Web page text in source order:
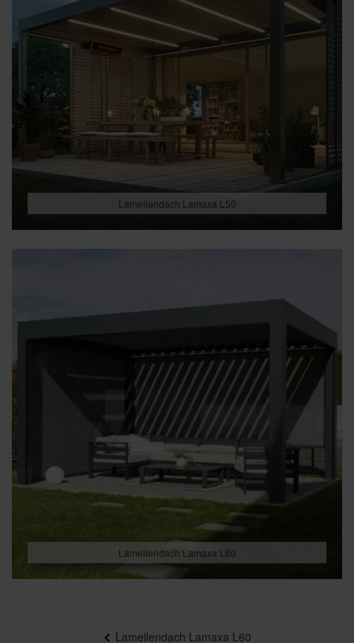
Lamellendach Lamaxa L50
Lamellendach Lamaxa L60
Lamellendach Lamaxa L60